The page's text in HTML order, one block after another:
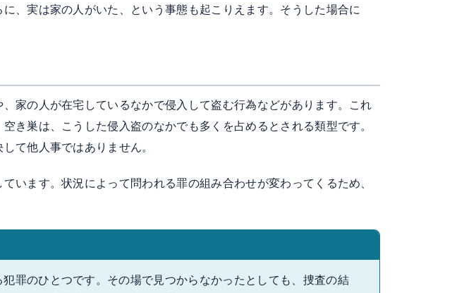
、実は家の人がいた、という事態も起こりえます。そうした場合に
家の人が在宅しているなかで侵入して盗む行為などがあります。これ
き巣は、こうした侵入盗のなかでも多くを占めるとされる類型です。
て他人事ではありません。
います。状況によって問われる罪の組み合わせが変わってくるため、
罪のひとつです。その場で見つからなかったとしても、捜査の結